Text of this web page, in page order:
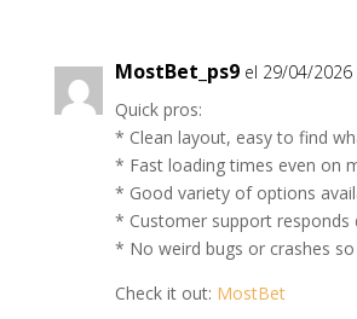
MostBet_ps9 el 29/04/2026
Quick pros:
* Clean layout, easy to find
* Fast loading times even on
* Good variety of options
* Customer support responds
* No weird bugs or crashes
Check it out: MostBet